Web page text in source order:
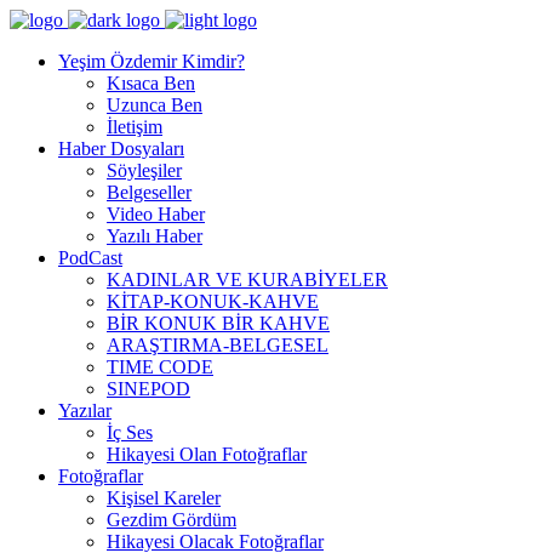
Yeşim Özdemir Kimdir?
Kısaca Ben
Uzunca Ben
İletişim
Haber Dosyaları
Söyleşiler
Belgeseller
Video Haber
Yazılı Haber
PodCast
KADINLAR VE KURABİYELER
KİTAP-KONUK-KAHVE
BİR KONUK BİR KAHVE
ARAŞTIRMA-BELGESEL
TIME CODE
SINEPOD
Yazılar
İç Ses
Hikayesi Olan Fotoğraflar
Fotoğraflar
Kişisel Kareler
Gezdim Gördüm
Hikayesi Olacak Fotoğraflar